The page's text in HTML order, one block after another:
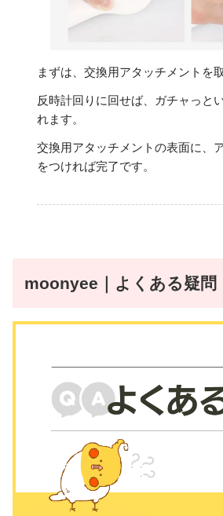
まずは、交換用アタッチメントを
反時計回りに回せば、ガチャっと
れます。
交換用アタッチメントの表面に、
をつければ完了です。
moonyee｜よくある疑問